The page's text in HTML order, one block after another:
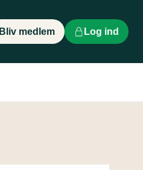
Bliv medlem Log ind